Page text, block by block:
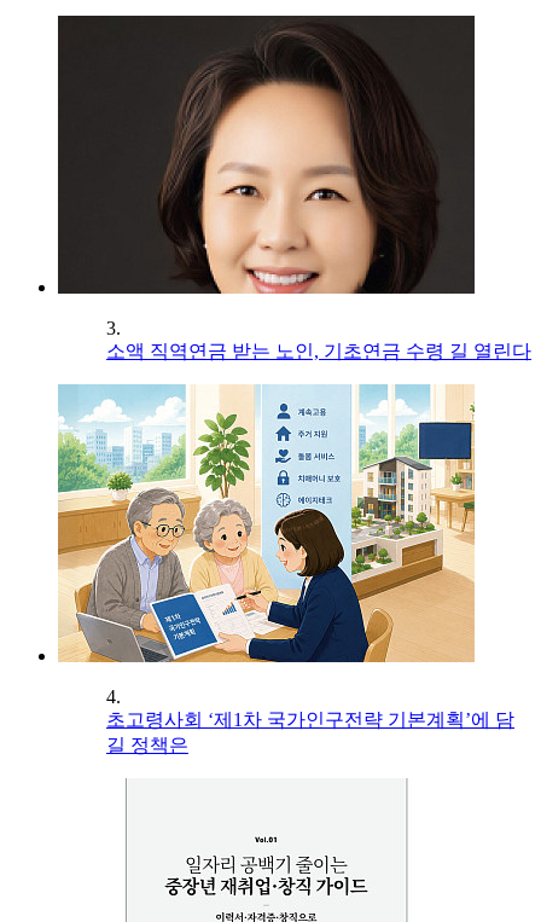
3.
소액 직역연금 받는 노인, 기초연금 수령 길 열린다
4.
초고령사회 ‘제1차 국가인구전략 기본계획’에 담
길 정책은